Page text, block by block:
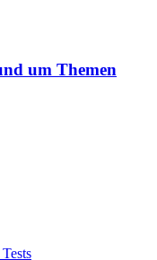
um Themen